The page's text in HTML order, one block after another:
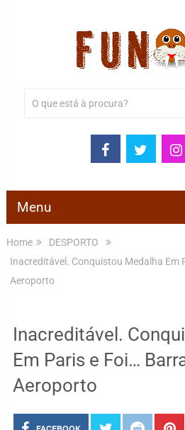
Menu
Home
DESPORTO
Inacreditável. Conquistou Medalha Em
Aeroporto
Inacreditável.
Em Paris e Foi…
Aeroporto